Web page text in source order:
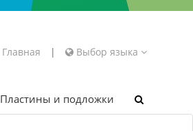
Главная | Выбор языка
Пластины и подложки